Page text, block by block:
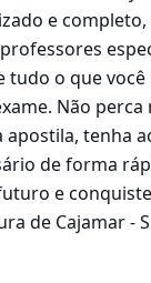
e
tudo o que
Não perca
apostila, tenha
de forma
e
de Cajamar -